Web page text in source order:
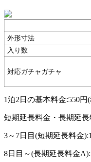
外形寸法
入り数
対応ガチャガチャ
1泊2日の基本料金:550円
短期延長料金・長期延長
3～7日目(短期延長料金
8日目～(長期延長料金